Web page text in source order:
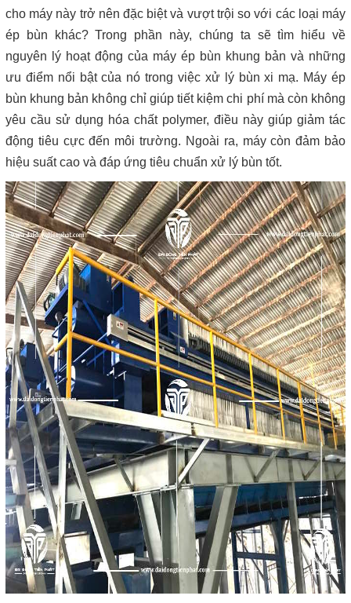
cho máy này trở nên đặc biệt và vượt trội so với các loại máy
ép bùn khác? Trong phần này, chúng ta sẽ tìm hiểu về
nguyên lý hoạt động của máy ép bùn khung bản và những
ưu điểm nổi bật của nó trong việc xử lý bùn xi mạ. Máy ép
bùn khung bản không chỉ giúp tiết kiệm chi phí mà còn không
yêu cầu sử dụng hóa chất polymer, điều này giúp giảm tác
động tiêu cực đến môi trường. Ngoài ra, máy còn đảm bảo
hiệu suất cao và đáp ứng tiêu chuẩn xử lý bùn tốt.